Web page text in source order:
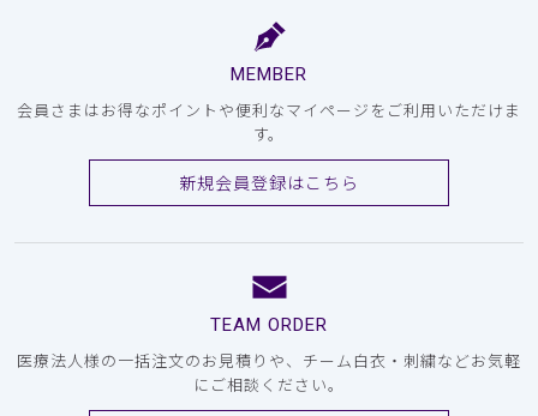
MEMBER
会員さまはお得なポイントや便利なマイページをご利用いただけま
す。
新規会員登録はこちら
TEAM ORDER
医療法人様の一括注文のお見積りや、チーム白衣・刺繍などお気軽
にご相談ください。